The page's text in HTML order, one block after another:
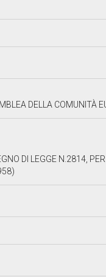
DELLA COMUNITÀ
DI LEGGE N.2814,